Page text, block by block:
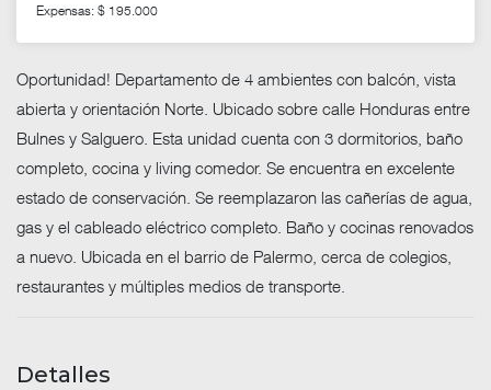
Expensas: $ 195.000
Oportunidad! Departamento de 4 ambientes con balcón, vista
abierta y orientación Norte. Ubicado sobre calle Honduras entre
Bulnes y Salguero. Esta unidad cuenta con 3 dormitorios, baño
completo, cocina y living comedor. Se encuentra en excelente
estado de conservación. Se reemplazaron las cañerías de agua,
gas y el cableado eléctrico completo. Baño y cocinas renovados
a nuevo. Ubicada en el barrio de Palermo, cerca de colegios,
restaurantes y múltiples medios de transporte.
Detalles